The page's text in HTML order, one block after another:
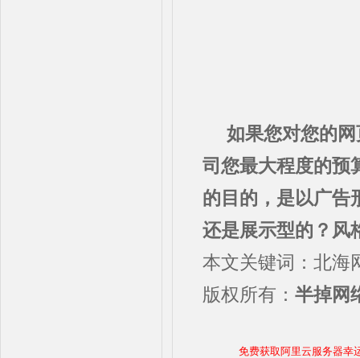
如果您对您的
司您最大程度的预
的目的，是以广告
还是展示型的？风
本文关键词：北海
版权所有： 半掉网
免费获取阿里云服务器幸